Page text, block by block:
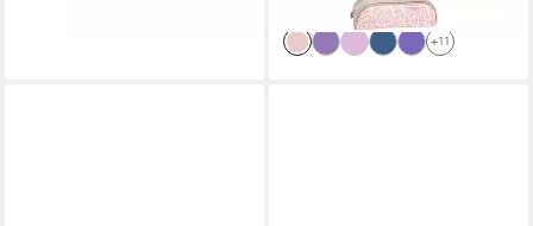
lieferbar - in 2-3 Werktagen bei dir
+11